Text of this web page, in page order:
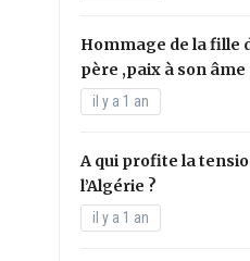
Hommage de la fille
père ,paix à son âme
il y a 1 an
A qui profite la
l’Algérie ?
il y a 1 an